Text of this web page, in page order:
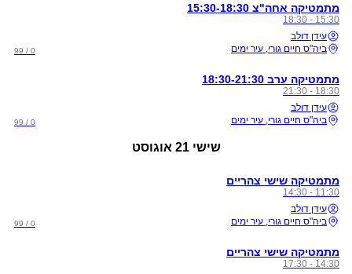
מתמטיקה אחה"צ 15:30-18:30
15:30 - 18:30
עידן דולב
ביה"ס חיים גורי, עיר ימים
0 / 99
מתמטיקה ערב 18:30-21:30
18:30 - 21:30
עידן דולב
ביה"ס חיים גורי, עיר ימים
0 / 99
שישי 21 אוגוסט
מתמטיקה שישי צהריים
11:30 - 14:30
עידן דולב
ביה"ס חיים גורי, עיר ימים
0 / 99
מתמטיקה שישי צהריים
14:30 - 17:30